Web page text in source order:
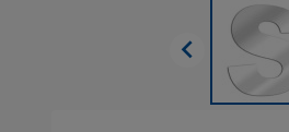
